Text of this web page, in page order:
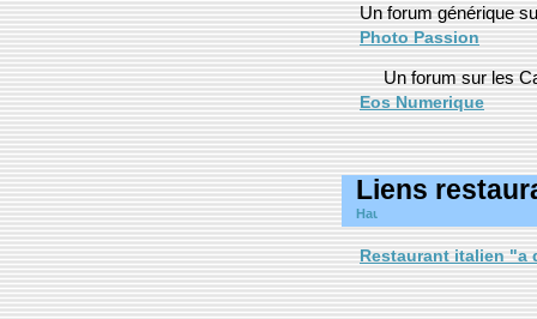
Un forum générique
Photo Passion
Un forum sur les
Eos Numerique
Liens
Restaurant italien "a